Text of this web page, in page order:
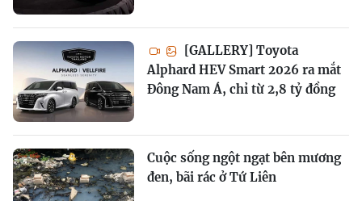
[GALLERY] Toyota
Alphard HEV Smart 2026 ra mắt
Đông Nam Á, chỉ từ 2,8 tỷ đồng
Cuộc sống ngột ngạt bên mương
đen, bãi rác ở Tứ Liên